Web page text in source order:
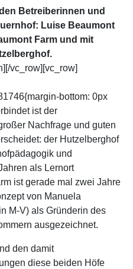
Betreiberinnen und
Luise Beaumont
Farm und mit
vc_row][vc_row]
bottom: 0px
ist der
Nachfrage und guten
der Hutzelberghof
und
als Lernort
ist gerade mal zwei Jahre
von Manuela
M-V) als Gründerin des
ausgezeichnet.
den damit
diese beiden Höfe